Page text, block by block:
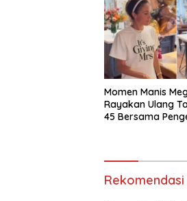
Momen Manis
Rayakan Ulang
45 Bersama